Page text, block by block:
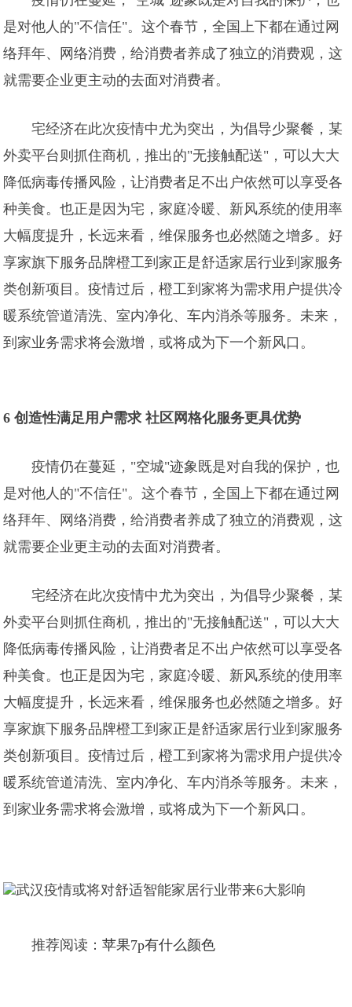
是对他人的"不信任"。这个春节，全国上下都在通过网
络拜年、网络消费，给消费者养成了独立的消费观，这
就需要企业更主动的去面对消费者。
宅经济在此次疫情中尤为突出，为倡导少聚餐，某
外卖平台则抓住商机，推出的"无接触配送"，可以大大
降低病毒传播风险，让消费者足不出户依然可以享受各
种美食。也正是因为宅，家庭冷暖、新风系统的使用率
大幅度提升，长远来看，维保服务也必然随之增多。好
享家旗下服务品牌橙工到家正是舒适家居行业到家服务
类创新项目。疫情过后，橙工到家将为需求用户提供冷
暖系统管道清洗、室内净化、车内消杀等服务。未来，
到家业务需求将会激增，或将成为下一个新风口。
6 创造性满足用户需求 社区网格化服务更具优势
疫情仍在蔓延，"空城"迹象既是对自我的保护，也
是对他人的"不信任"。这个春节，全国上下都在通过网
络拜年、网络消费，给消费者养成了独立的消费观，这
就需要企业更主动的去面对消费者。
宅经济在此次疫情中尤为突出，为倡导少聚餐，某
外卖平台则抓住商机，推出的"无接触配送"，可以大大
降低病毒传播风险，让消费者足不出户依然可以享受各
种美食。也正是因为宅，家庭冷暖、新风系统的使用率
大幅度提升，长远来看，维保服务也必然随之增多。好
享家旗下服务品牌橙工到家正是舒适家居行业到家服务
类创新项目。疫情过后，橙工到家将为需求用户提供冷
暖系统管道清洗、室内净化、车内消杀等服务。未来，
到家业务需求将会激增，或将成为下一个新风口。
推荐阅读：苹果7p有什么颜色